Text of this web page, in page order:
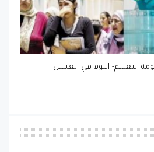
التعليم- النوم في العسل